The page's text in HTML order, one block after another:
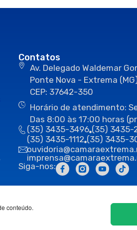
conteúdo.
Contatos
Av. Delegado Waldemar
Ponte Nova - Extrema
CEP: 37642-350
Horário de atendimento:
Das 8:00 às 17:00 horas
(35) 3435-3496 (35) 3435-
(35) 3435-1112 (35) 3435-
Siga-nos: